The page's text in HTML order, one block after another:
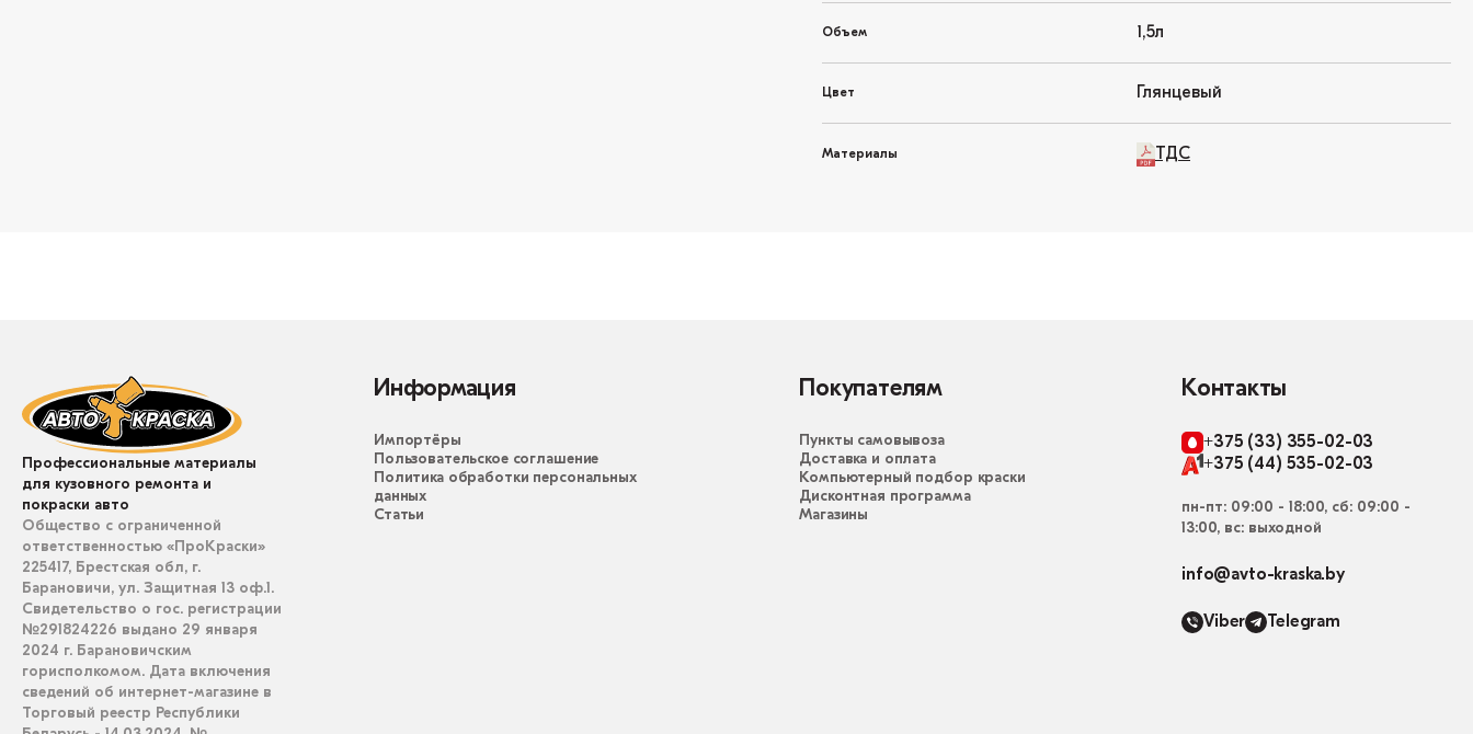
Объем 1,5л
Цвет Глянцевый
Материалы ТДС
Профессиональные материалы
для кузовного ремонта и
покраски авто
Общество с ограниченной
ответственностью «ПроКраски»
225417, Брестская обл, г.
Барановичи, ул. Защитная 13 оф.1.
Свидетельство о гос. регистрации
№291824226 выдано 29 января
2024 г. Барановичским
горисполкомом. Дата включения
сведений об интернет-магазине в
Торговый реестр Республики
Информация
Импортёры
Пользовательское соглашение
Политика обработки персональных
данных
Статьи
Покупателям
Пункты самовывоза
Доставка и оплата
Компьютерный подбор краски
Дисконтная программа
Магазины
Контакты
+375 (33) 355-02-03
+375 (44) 535-02-03
пн-пт: 09:00 - 18:00, сб: 09:00 -
13:00, вс: выходной
info@avto-kraska.by
Viber Telegram